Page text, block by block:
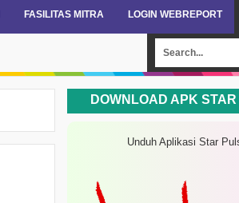
FASILITAS MITRA LOGIN WEBREPORT
DOWNLOAD APK
Unduh Aplikasi Star